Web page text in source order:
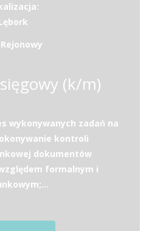
Rejonowy
(k/m)
wykonywanych zadań na
kontroli
dokumentów
formalnym i